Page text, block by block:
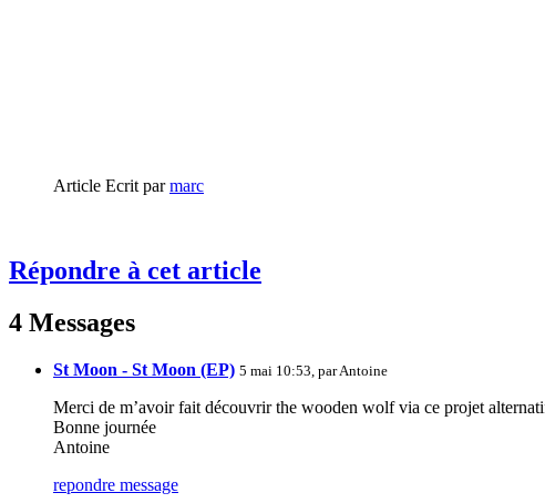
Article Ecrit parmarc
Répondre à cet article
4 Messages
St Moon - St Moon (EP) 5 mai 10:53, parAntoine
Merci de m’avoir fait découvrir the wooden wolf via ce projet
Bonne journée
Antoine
repondre message